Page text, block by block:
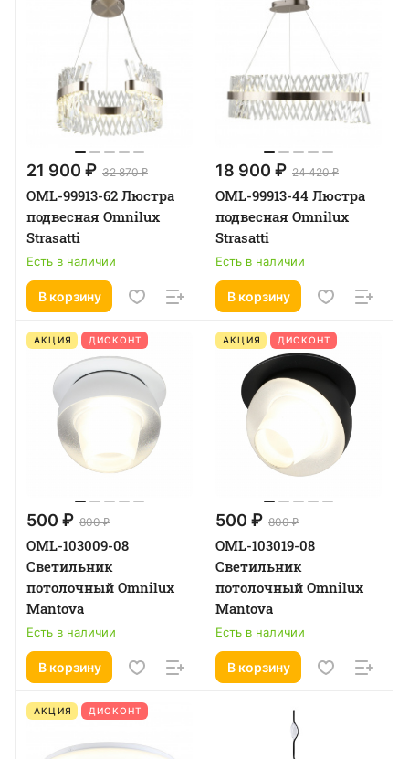
21 900 ₽ 32 870 ₽
OML-99913-62 Люстра
подвесная Omnilux
Strasatti
Есть в наличии
В корзину
18 900 ₽ 24 420 ₽
OML-99913-44 Люстра
подвесная Omnilux
Strasatti
Есть в наличии
В корзину
АКЦИЯ ДИСКОНТ
500 ₽ 800 ₽
OML-103009-08
Светильник
потолочный Omnilux
Mantova
Есть в наличии
В корзину
АКЦИЯ ДИСКОНТ
500 ₽ 800 ₽
OML-103019-08
Светильник
потолочный Omnilux
Mantova
Есть в наличии
В корзину
АКЦИЯ ДИСКОНТ